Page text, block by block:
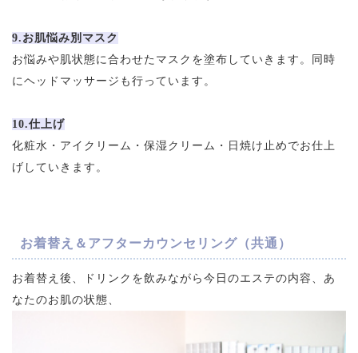
9.お肌悩み別マスク
お悩みや肌状態に合わせたマスクを塗布していきます。同時
にヘッドマッサージも行っています。
10.仕上げ
化粧水・アイクリーム・保湿クリーム・日焼け止めでお仕上
げしていきます。
お着替え＆アフターカウンセリング（共通）
お着替え後、ドリンクを飲みながら今日のエステの内容、あ
なたのお肌の状態、